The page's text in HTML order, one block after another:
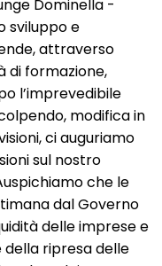
Dominella -
sviluppo e
attraverso
di formazione,
l’imprevedibile
modifica in
ci auguriamo
sul nostro
che le
dal Governo
delle imprese e
ripresa delle